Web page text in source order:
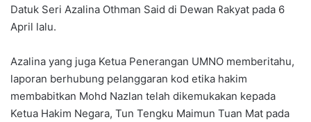
Datuk Seri Azalina Othman Said di Dewan Rakyat pada 6
April lalu.
Azalina yang juga Ketua Penerangan UMNO memberitahu,
laporan berhubung pelanggaran kod etika hakim
membabitkan Mohd Nazlan telah dikemukakan kepada
Ketua Hakim Negara, Tun Tengku Maimun Tuan Mat pada